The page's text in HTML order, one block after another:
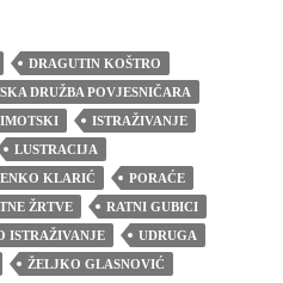
DRAGUTIN KOŠTRO
DRUŽBA POVJESNIČARA
IMOTSKI
ISTRAŽIVANJE
LUSTRACIJA
KLARIĆ
PORAĆE
ŽRTVE
RATNI GUBICI
ISTRAŽIVANJE
UDRUGA
ŽELJKO GLASNOVIĆ